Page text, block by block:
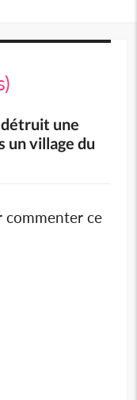
une
un village du
commenter ce